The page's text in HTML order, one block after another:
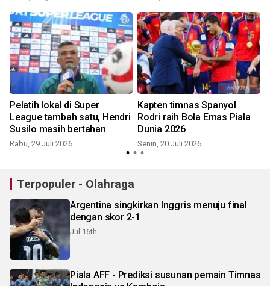
Pelatih lokal di Super
League tambah satu, Hendri
Susilo masih bertahan
Rabu, 29 Juli 2026
Kapten timnas Spanyol
Rodri raih Bola Emas Piala
Dunia 2026
Senin, 20 Juli 2026
Terpopuler - Olahraga
Argentina singkirkan Inggris menuju final
dengan skor 2-1
Jul 16th
Piala AFF - Prediksi susunan pemain Timnas